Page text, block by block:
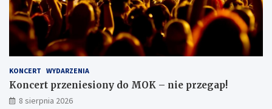
KONCERT WYDARZENIA
Koncert przeniesiony do MOK – nie przegap!
8 sierpnia 2026